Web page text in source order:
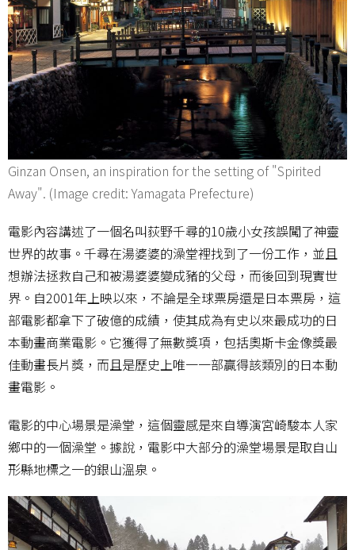
Ginzan Onsen, an inspiration for the setting of "Spirited
Away". (Image credit: Yamagata Prefecture)
電影內容講述了一個名叫荻野千尋的10歲小女孩誤闖了神靈
世界的故事。千尋在湯婆婆的澡堂裡找到了一份工作，並且
想辦法拯救自己和被湯婆婆變成豬的父母，而後回到現實世
界。自2001年上映以來，不論是全球票房還是日本票房，這
部電影都拿下了破億的成績，使其成為有史以來最成功的日
本動畫商業電影。它獲得了無數獎項，包括奧斯卡金像獎最
佳動畫長片獎，而且是歷史上唯一一部贏得該類別的日本動
畫電影。
電影的中心場景是澡堂，這個靈感是來自導演宮崎駿本人家
鄉中的一個澡堂。據說，電影中大部分的澡堂場景是取自山
形縣地標之一的銀山溫泉。